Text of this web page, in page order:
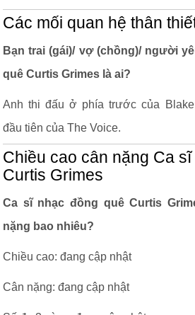
Các mối quan hệ thân
Bạn trai (gái)/ vợ (chồng)/ người
quê Curtis Grimes là ai?
Anh thi đấu ở phía trước của Blake
đầu tiên của The Voice.
Chiều cao cân nặng Ca
Curtis Grimes
Ca sĩ nhạc đồng quê Curtis
nặng bao nhiêu?
Chiều cao: đang cập nhật
Cân nặng: đang cập nhật